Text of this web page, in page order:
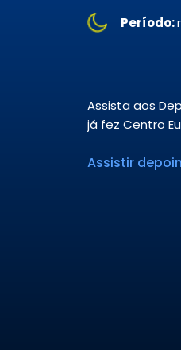
Período:
Assista aos
já fez Centro
Assistir